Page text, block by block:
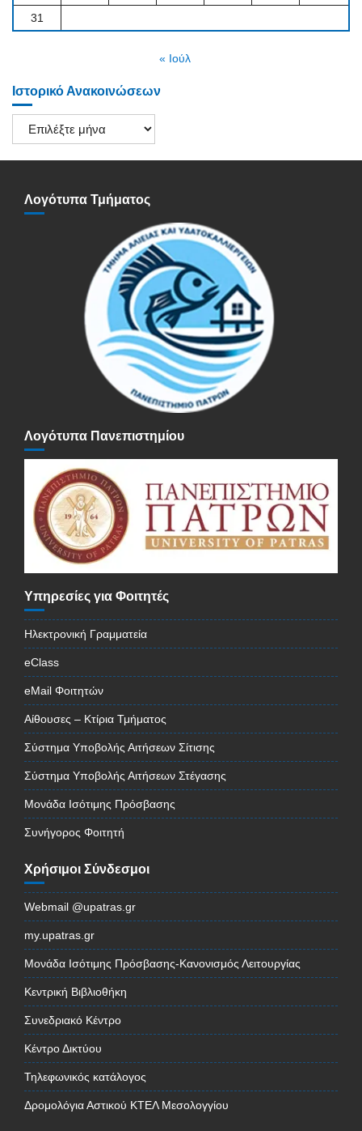
31
« Ιούλ
Ιστορικό Ανακοινώσεων
Ιστορικό
Ανακοινώσεων
Λογότυπα Τμήματος
Λογότυπα Πανεπιστημίου
Υπηρεσίες για Φοιτητές
Ηλεκτρονική Γραμματεία
eClass
eMail Φοιτητών
Αίθουσες – Κτίρια Τμήματος
Σύστημα Υποβολής Αιτήσεων Σίτισης
Σύστημα Υποβολής Αιτήσεων Στέγασης
Μονάδα Ισότιμης Πρόσβασης
Συνήγορος Φοιτητή
Χρήσιμοι Σύνδεσμοι
Webmail @upatras.gr
my.upatras.gr
Μονάδα Ισότιμης Πρόσβασης-Κανονισμός Λειτουργίας
Κεντρική Βιβλιοθήκη
Συνεδριακό Κέντρο
Κέντρο Δικτύου
Τηλεφωνικός κατάλογος
Δρομολόγια Αστικού ΚΤΕΛ Μεσολογγίου